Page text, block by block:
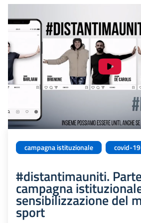
campagna istituzionale covid-19
#distantimauniti.
campagna
sensibilizzazione del
sport